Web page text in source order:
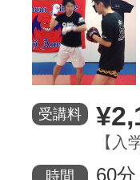
受講料
【
時間 60分